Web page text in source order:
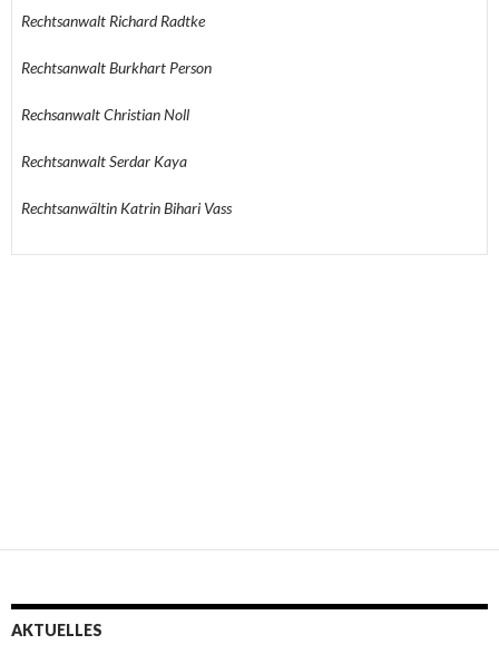
Rechtsanwalt Richard Radtke
Rechtsanwalt Burkhart Person
Rechsanwalt Christian Noll
Rechtsanwalt Serdar Kaya
Rechtsanwältin Katrin Bihari Vass
AKTUELLES